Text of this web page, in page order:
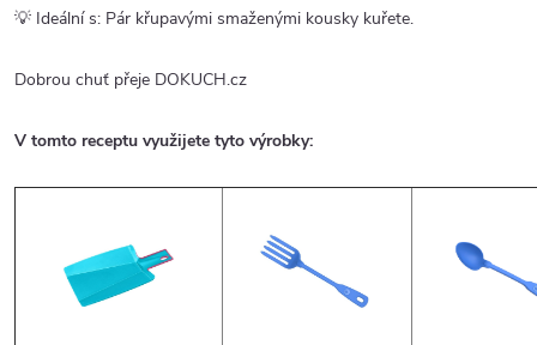
💡 Ideální s: Pár křupavými smaženými kousky kuřete.
Dobrou chuť přeje DOKUCH.cz
V tomto receptu využijete tyto výrobky: